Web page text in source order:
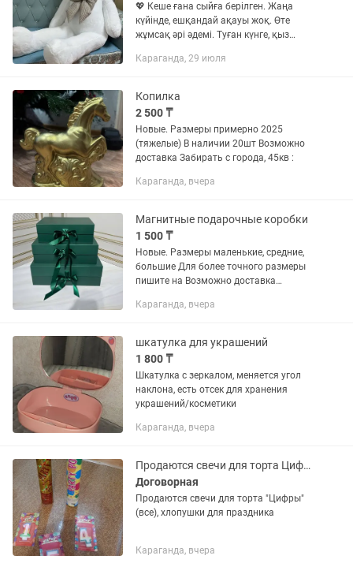
💖 Кеше ғана сыйға берілген. Жаңа
күйінде, ешқандай ақауы жоқ. Өте
жұмсақ әрі әдемі. Туған күнге, қыз
сыйлық болады. 📏 Биіктігі: шамамен 2
Караганда, 29 июля
Копилка
2 500 ₸
Новые. Размеры примерно 2025
(тяжелые) В наличии 20шт Возможно
доставка Забирать с города, 45кв :
Караганда, вчера
Магнитные подарочные коробки
1 500 ₸
Новые. Размеры маленькие, средние,
большие Для более точного размеры
пишите на Возможно доставка
Караганда, вчера
шкатулка для украшений
1 800 ₸
Шкатулка с зеркалом, меняется угол
наклона, есть отсек для хранения
украшений/косметики
Караганда, вчера
Продаются свечи для торта Цифры (все), хлопушки для праздника
Договорная
Продаются свечи для торта "Цифры"
(все), хлопушки для праздника
Караганда, вчера